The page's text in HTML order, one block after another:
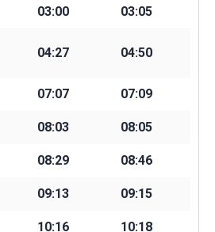
03:00 03:05
04:27 04:50
07:07 07:09
08:03 08:05
08:29 08:46
09:13 09:15
10:16 10:18